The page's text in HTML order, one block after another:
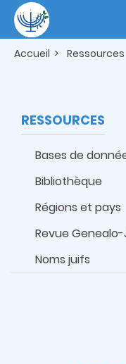
contenu
principal
Accueil Ressources
RESSOURCES
Bases de
Bibliothèque
Régions et pays
Revue
Noms juifs